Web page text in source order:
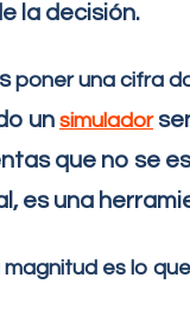
la decisión.
poner una cifra
un simulador
que no se
es una
magnitud es lo